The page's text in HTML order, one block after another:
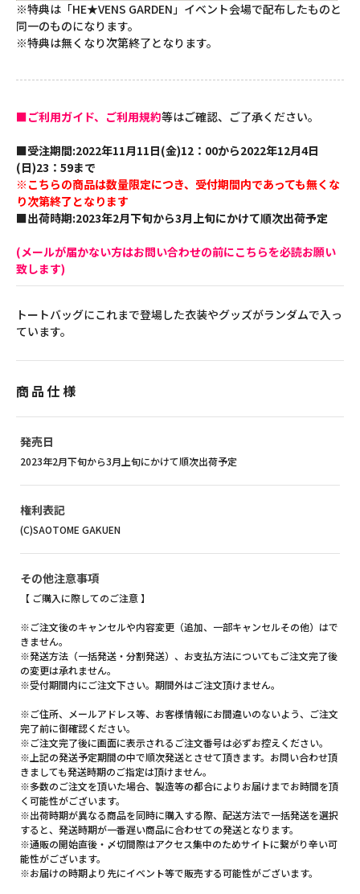
※特典は「HE★VENS GARDEN」イベント会場で配布したものと
同一のものになります。
※特典は無くなり次第終了となります。
■ご利用ガイド、ご利用規約等はご確認、ご了承ください。
■受注期間:2022年11月11日(金)12：00から2022年12月4日
(日)23：59まで
※こちらの商品は数量限定につき、受付期間内であっても無くな
り次第終了となります
■出荷時期:2023年2月下旬から3月上旬にかけて順次出荷予定
(メールが届かない方はお問い合わせの前にこちらを必読お願い
致します)
トートバッグにこれまで登場した衣装やグッズがランダムで入っ
ています。
商品仕様
発売日
2023年2月下旬から3月上旬にかけて順次出荷予定
権利表記
(C)SAOTOME GAKUEN
その他注意事項
【 ご購入に際してのご注意 】
※ご注文後のキャンセルや内容変更（追加、一部キャンセルその他）はで
きません。
※発送方法（一括発送・分割発送）、お支払方法についてもご注文完了後
の変更は承れません。
※受付期間内にご注文下さい。期間外はご注文頂けません。
※ご住所、メールアドレス等、お客様情報にお間違いのないよう、ご注文
完了前に御確認ください。
※ご注文完了後に画面に表示されるご注文番号は必ずお控えください。
※上記の発送予定期間の中で順次発送とさせて頂きます。お問い合わせ頂
きましても発送時期のご指定は頂けません。
※多数のご注文を頂いた場合、製造等の都合によりお届けまでお時間を頂
く可能性がございます。
※出荷時期が異なる商品を同時に購入する際、配送方法で一括発送を選択
すると、発送時期が一番遅い商品に合わせての発送となります。
※通販の開始直後・〆切間際はアクセス集中のためサイトに繋がり辛い可
能性がございます。
※お届けの時期より先にイベント等で販売する可能性がございます。